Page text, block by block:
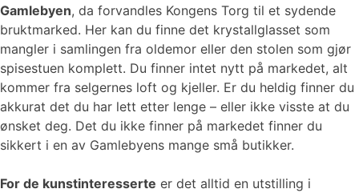
Gamlebyen, da forvandles Kongens Torg til et sydende
bruktmarked. Her kan du finne det krystallglasset som
mangler i samlingen fra oldemor eller den stolen som gjør
spisestuen komplett. Du finner intet nytt på markedet, alt
kommer fra selgernes loft og kjeller. Er du heldig finner du
akkurat det du har lett etter lenge – eller ikke visste at du
ønsket deg. Det du ikke finner på markedet finner du
sikkert i en av Gamlebyens mange små butikker.
For de kunstinteresserte er det alltid en utstilling i